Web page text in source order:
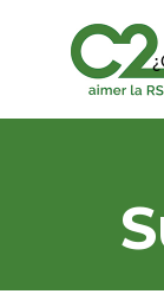
contenido